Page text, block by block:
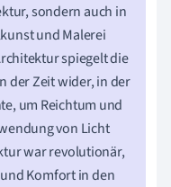
sondern auch in
und Malerei
spiegelt die
der Zeit wider, in der
um Reichtum und
von Licht
war revolutionär,
Komfort in den